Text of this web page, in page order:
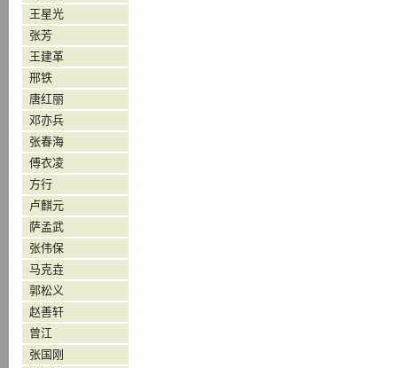
王星光
张芳
王建革
邢铁
唐红丽
邓亦兵
张春海
傅衣凌
方行
卢麒元
萨孟武
张伟保
马克垚
郭松义
赵善轩
曾江
张国刚